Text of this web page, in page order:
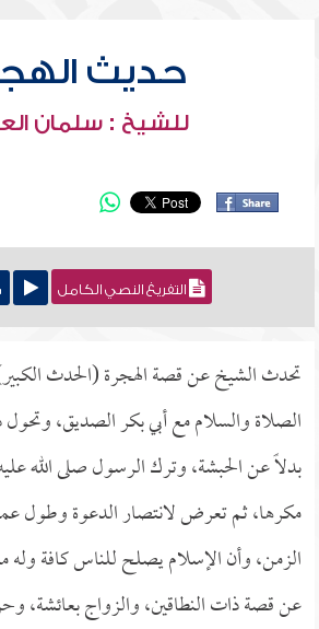
حديث
للشيخ : سلمان
التفريغ النصي الكامل
تحدث الشيخ عن قصة الهجرة (الحدث الكبير)
الصلاة والسلام مع أبي بكر الصديق، وتحول
بدلاً عن الحبشة، وترك الرسول صلى الله
مكرها، ثم تعرض لانتصار الدعوة وطول
الزمن، وأن الإسلام يصلح للناس كافة وله
عن قصة ذات النطاقين، والزواج بعائشة،